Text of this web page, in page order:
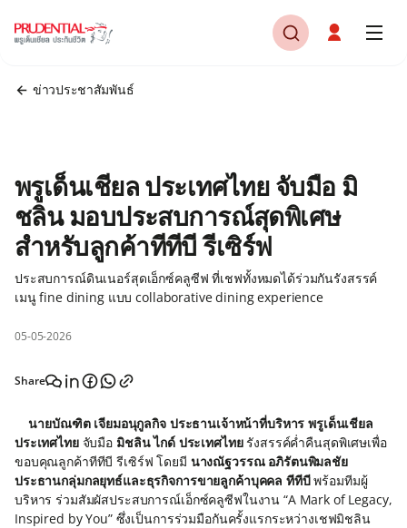
ข่าวประชาสัมพันธ์
พรูเด็นเชียล ประเทศไทย จับมือ มิ
ชลิน มอบประสบการณ์สุดพิเศษ
สำหรับลูกค้าทีทีบี รีเซิร์ฟ
ประสบการณ์ดินเนอร์สุดเอ็กซ์คลูซีฟ ที่เชฟทั้งหมดได้ร่วมกันรังสรรค์
เมนู fine dining แบบ collaborative dining experience
05-05-2026
Share
นายบัณฑิต เจียมอนุกูลกิจ ประธานเจ้าหน้าที่บริหาร พรูเด็นเชียล
ประเทศไทยจับมือ มิชลิน ไกด์ ประเทศไทยรังสรรค์ค่ำคืนสุดพิเศษเพื่อ
ขอบคุณลูกค้าทีทีบี รีเซิร์ฟ โดยมี นางณัฐวรรณ อภิรัตนพิมลชัย
ประธานกลุ่มกลยุทธ์และธุรกิจการขายลูกค้าบุคคล ทีทีบีพร้อมทีมผู้
บริหาร ร่วมสัมผัสประสบการณ์เอ็กซ์คลูซีฟในงาน “A Mark of Legacy,
Inspired by You” ซึ่งเป็นการร่วมมือกันครั้งแรกระหว่างเชฟมิชลิน